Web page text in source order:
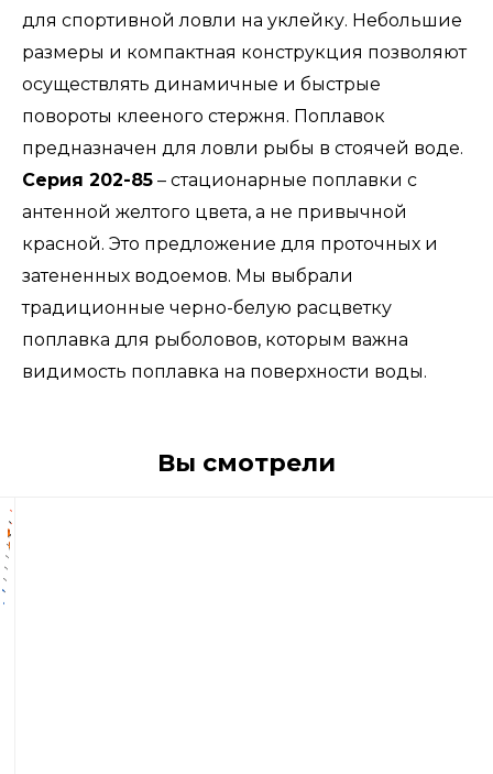
для спортивной ловли на уклейку. Небольшие
размеры и компактная конструкция позволяют
осуществлять динамичные и быстрые
повороты клееного стержня. Поплавок
предназначен для ловли рыбы в стоячей воде.
Серия 202-85 – стационарные поплавки с
антенной желтого цвета, а не привычной
красной. Это предложение для проточных и
затененных водоемов. Мы выбрали
традиционные черно-белую расцветку
поплавка для рыболовов, которым важна
видимость поплавка на поверхности воды.
Вы смотрели